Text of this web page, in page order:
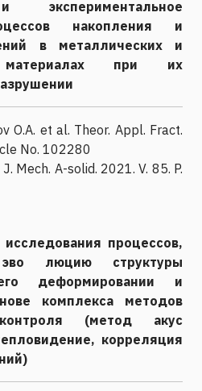
экспериментальное
накопления и
в металлических и
материалах при их
O.A. et al. Theor. Appl. Fract.
No. 102280
Mech. A-solid. 2021. V. 85. P.
процессов,
люцию структуры
деформировании и
комплекса методов
(метод акус
корреляция